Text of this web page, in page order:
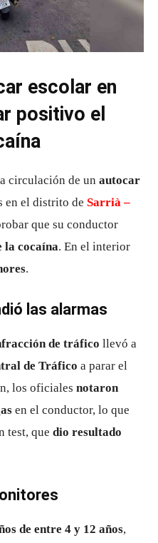
escolar en
positivo el
circulación de un autocar
en el distrito de Sarrià –
que su conductor
la cocaína. En el interior
.
las alarmas
de tráfico llevó a
de Tráfico a parar el
los oficiales notaron
en el conductor, lo que
test, que dio resultado
de entre 4 y 12 años,